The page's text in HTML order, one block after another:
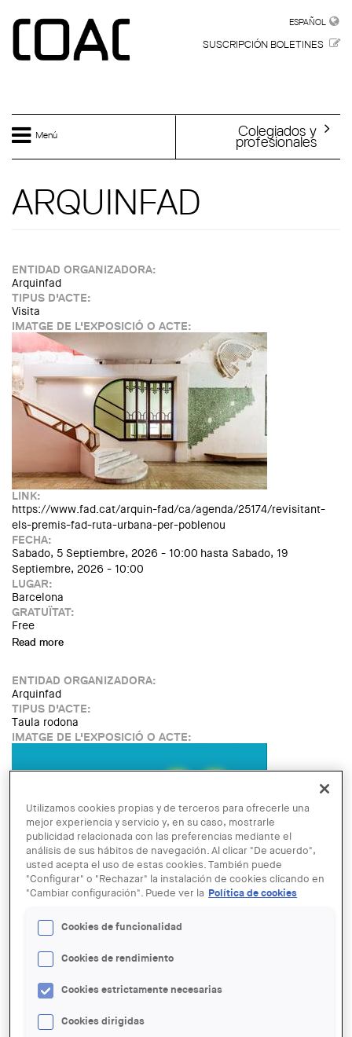
ESPAÑOL
SUSCRIPCIÓN BOLETINES
Menú Colegiados y
profesionales
ARQUINFAD
ENTIDAD ORGANIZADORA:
Arquinfad
TIPUS D'ACTE:
Visita
IMATGE DE L'EXPOSICIÓ O ACTE:
LINK:
https://www.fad.cat/arquin-fad/ca/agenda/25174/revisitant-
els-premis-fad-ruta-urbana-per-poblenou
FECHA:
Sabado, 5 Septiembre, 2026 - 10:00 hasta Sabado, 19
Septiembre, 2026 - 10:00
LUGAR:
Barcelona
GRATUÏTAT:
Free
Read more
ENTIDAD ORGANIZADORA:
Arquinfad
TIPUS D'ACTE:
Taula rodona
IMATGE DE L'EXPOSICIÓ O ACTE:
https://www.fad.cat/arquin-fad/ca/agenda/26355/converses-
desenfadades-harquitectes-boschcapdeferro
FECHA:
MIERCOLES, 9 SEPTIEMBRE, 2026 - 19:00
LUGAR:
Barcelona
Utilizamos cookies propias y de terceros para ofrecerle una
mejor experiencia y servicio y, en su caso, mostrarle
publicidad relacionada con las preferencias mediante el
análisis de sus hábitos de navegación. Al clicar "De acuerdo",
usted acepta el uso de estas cookies. También puede
"Configurar" o "Rechazar" la instalación de cookies clicando en
"Cambiar configuración". Puede ver la Política de cookies
Cookies de funcionalidad
Cookies de rendimiento
Cookies estrictamente necesarias
Cookies dirigidas